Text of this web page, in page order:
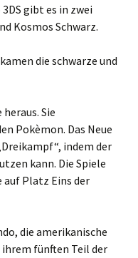
gibt es in zwei
Kosmos Schwarz.
die schwarze und
Sie
Pokèmon. Das Neue
indem der
kann. Die Spiele
auf Platz Eins der
die amerikanische
fünften Teil der